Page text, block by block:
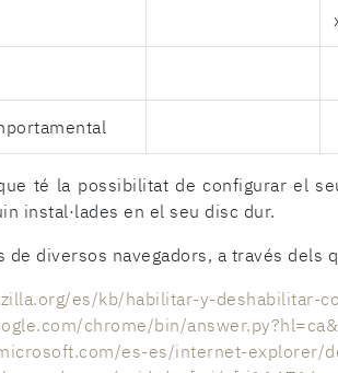
té la possibilitat de configurar el
instal·lades en el seu disc dur.
diversos navegadors, a través dels
es/kb/habilitar-y-deshabilitar-
chrome/bin/
es-es/internet-explorer/